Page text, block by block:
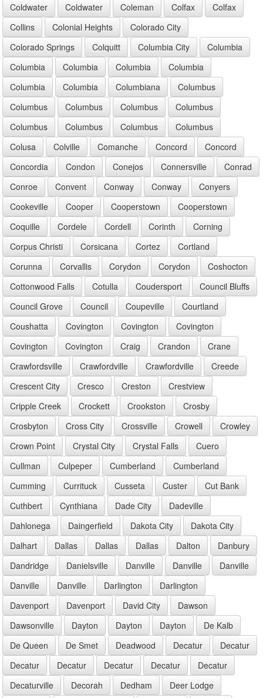
Coldwater
Coldwater Coleman Colfax
Colfax
Collins
Colonial Heights
Colorado City
Colorado Springs
Colquitt Columbia City
Columbia
Columbia
Columbia Columbia
Columbia
Columbia
Columbia Columbiana
Columbus
Columbus
Columbus Columbus
Columbus
Columbus
Columbus Columbus
Columbus
Colusa
Colville Comanche Concord
Concord
Concordia
Condon Conejos Connersville
Conrad
Conroe
Convent Conway Conway
Conyers
Cookeville
Cooper Cooperstown
Cooperstown
Coquille
Cordele Cordell Corinth
Corning
Corpus Christi
Corsicana Cortez
Cortland
Corunna
Corvallis Corydon Corydon
Coshocton
Cottonwood Falls
Cotulla Coudersport
Council Bluffs
Council Grove
Council Coupeville
Courtland
Coushatta
Covington Covington
Covington
Covington
Covington Craig Crandon
Crane
Crawfordsville
Crawfordville Crawfordville
Creede
Crescent City
Cresco Creston
Crestview
Cripple Creek
Crockett Crookston
Crosby
Crosbyton
Cross City Crossville Crowell
Crowley
Crown Point
Crystal City Crystal Falls
Cuero
Cullman
Culpeper Cumberland
Cumberland
Cumming
Currituck Cusseta Custer
Cut Bank
Cuthbert
Cynthiana Dade City
Dadeville
Dahlonega
Daingerfield Dakota City
Dakota City
Dalhart
Dallas Dallas Dallas Dalton
Danbury
Dandridge
Danielsville Danville Danville
Danville
Danville
Danville Darlington
Darlington
Davenport
Davenport David City
Dawson
Dawsonville
Dayton Dayton Dayton
De Kalb
De Queen
De Smet Deadwood Decatur
Decatur
Decatur
Decatur Decatur Decatur
Decatur
Decaturville
Decorah Dedham
Deer Lodge